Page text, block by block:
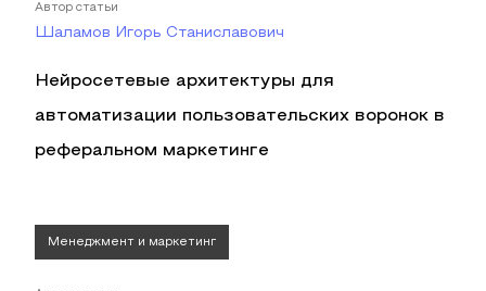
Автор статьи
Шаламов Игорь Станиславович
Нейросетевые архитектуры для
автоматизации пользовательских воронок в
реферальном маркетинге
Менеджмент и маркетинг